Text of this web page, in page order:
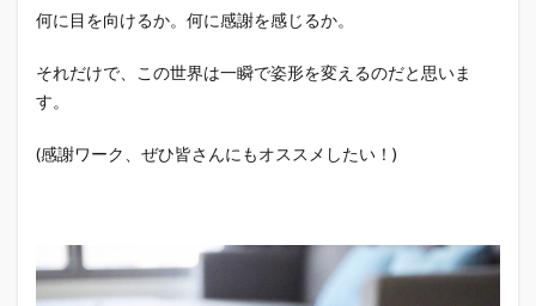
何に目を向けるか。何に感謝を感じるか。
それだけで、この世界は一瞬で姿形を変えるのだと思いま
す。
(感謝ワーク、ぜひ皆さんにもオススメしたい！)